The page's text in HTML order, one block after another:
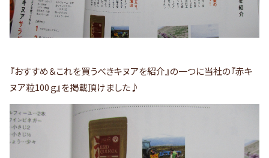
『おすすめ＆これを買うべきキヌアを紹介』の一つに当社の『赤キ
ヌア粒100ｇ』を掲載頂けました♪